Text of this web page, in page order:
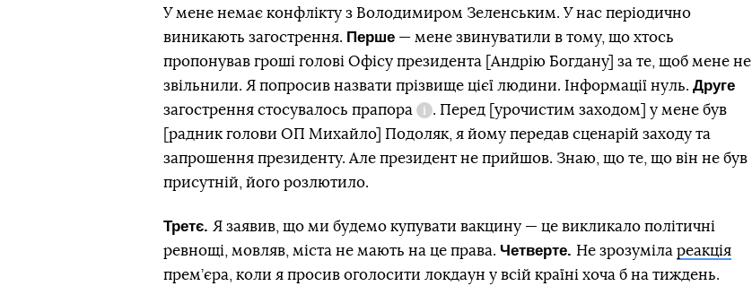
У мене немає конфлікту з Володимиром Зеленським. У нас періодично
виникають загострення. Перше — мене звинуватили в тому, що хтось
пропонував гроші голові Офісу президента [Андрію Богдану] за те, щоб мене не
звільнили. Я попросив назвати прізвище цієї людини. Інформації нуль. Друге
загострення стосувалось прапора
Довідка
. Перед [урочистим заходом] у мене був
[радник голови ОП Михайло] Подоляк, я йому передав сценарій заходу та
запрошення президенту. Але президент не прийшов. Знаю, що те, що він не був
присутній, його розлютило.
Третє. Я заявив, що ми будемо купувати вакцину — це викликало політичні
ревнощі, мовляв, міста не мають на це права. Четверте. Не зрозуміла реакція
прем’єра, коли я просив оголосити локдаун у всій країні хоча б на тиждень.